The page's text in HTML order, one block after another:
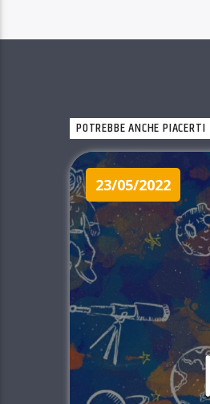
POTREBBE ANCHE PIACERTI
23/05/2022